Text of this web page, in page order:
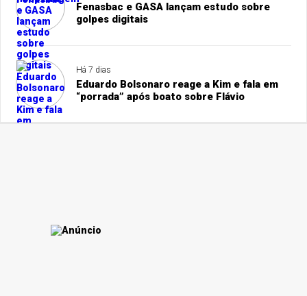
Fenasbac e GASA lançam estudo sobre
golpes digitais
Há 7 dias
Eduardo Bolsonaro reage a Kim e fala em
“porrada” após boato sobre Flávio